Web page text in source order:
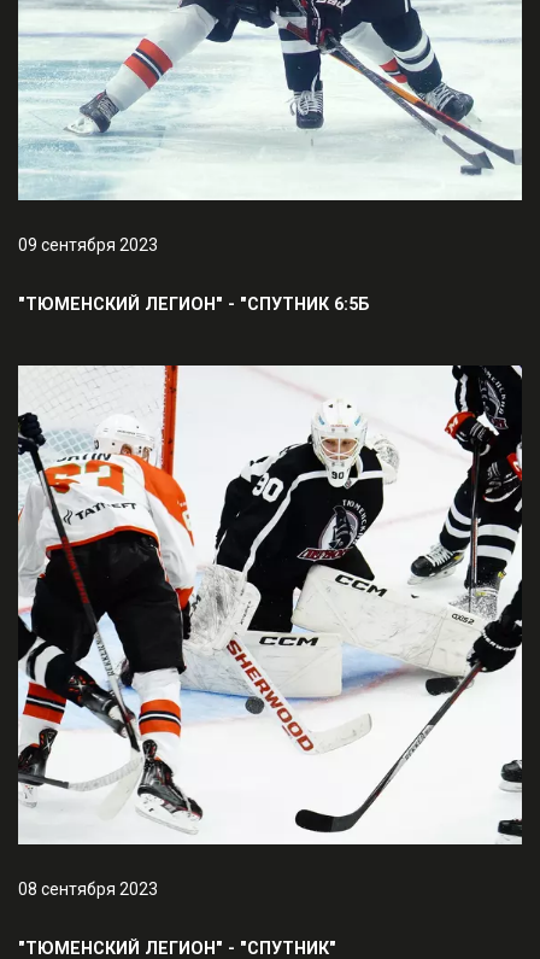
09 сентября 2023
"ТЮМЕНСКИЙ ЛЕГИОН" - "СПУТНИК 6:5Б
08 сентября 2023
"ТЮМЕНСКИЙ ЛЕГИОН" - "СПУТНИК"